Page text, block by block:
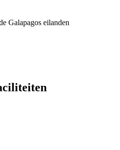
Galapagos eilanden